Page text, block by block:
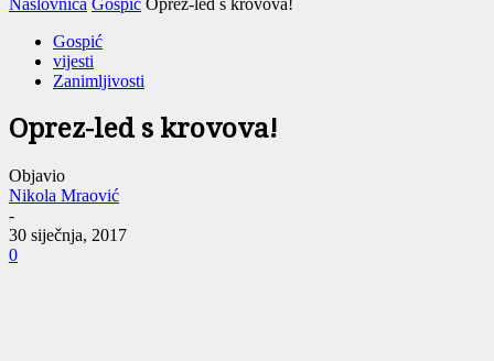
Naslovnica Gospić Oprez-led s krovova!
Gospić
vijesti
Zanimljivosti
Oprez-led s krovova!
Objavio
Nikola Mraović
-
30 siječnja, 2017
0